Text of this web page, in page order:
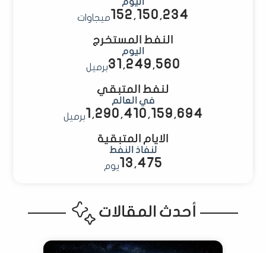
اليوم
152,154,022 ميجاوات
النفط المستخرج
اليوم
31,250,339برميل
لنفط المتبقي
في العالم
1,290,410,158,904 برميل
الايام المتبقية
لنفاذ النفط
13,475 يوم
أحدث المقالات